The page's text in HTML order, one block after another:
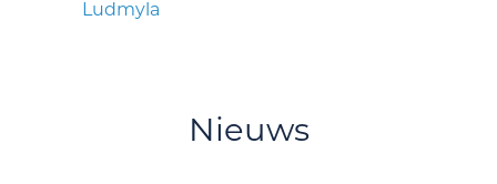
Ludmyla
Nieuws